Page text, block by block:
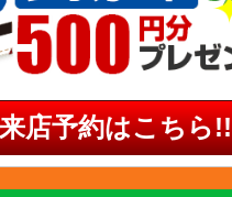
店予約はこちら!!